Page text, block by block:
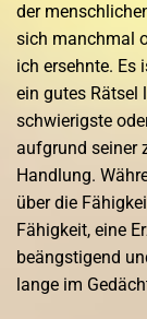
der
sich manchmal
ich ersehnte. Es
ein gutes Rätsel
schwierigste
aufgrund seiner
Handlung.
über die
Fähigkeit, eine
beängstigend
lange im